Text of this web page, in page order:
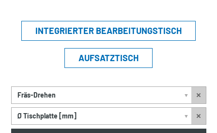
INTEGRIERTER BEARBEITUNGSTISCH
AUFSATZTISCH
Fräs-Drehen ▼
Ø Tischplatte [mm] ▼